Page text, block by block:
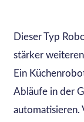
Dieser Typ
stärker
Ein
Abläufe in der
automatisieren.